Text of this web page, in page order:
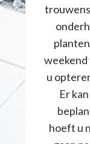
weekend
u
Er
hoeft u